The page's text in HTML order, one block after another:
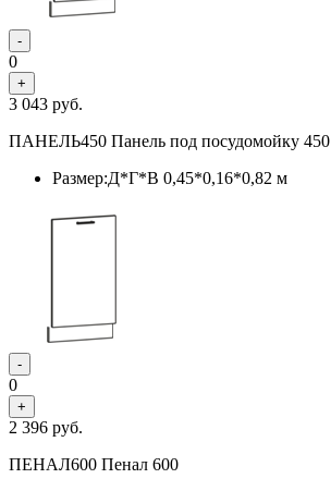
-
0
+
3 043 руб.
ПАНЕЛЬ450 Панель под посудомойку 450
Размер:Д*Г*В 0,45*0,16*0,82 м
-
0
+
2 396 руб.
ПЕНАЛ600 Пенал 600